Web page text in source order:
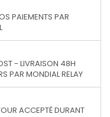
PAIEMENTS PAR
- LIVRAISON 48H
PAR MONDIAL RELAY
ACCEPTÉ DURANT